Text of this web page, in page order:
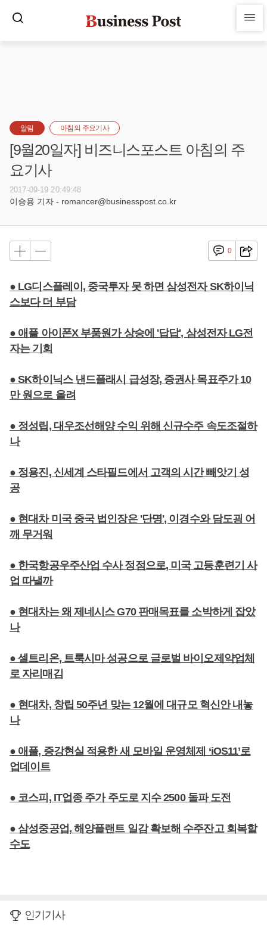
알림 아침의 주요기사
[9월20일자] 비즈니스포스트 아침의 주
요기사
2017-09-19 20:49:48
이승용 기자 - romancer@businesspost.co.kr
0
● LG디스플레이, 중국투자 못 하면 삼성전자 SK하이닉
스보다 더 부담
● 애플 아이폰X 부품원가 상승에 '답답', 삼성전자 LG전
자는 기회
● SK하이닉스 낸드플래시 급성장, 증권사 목표주가 10
만 원으로 올려
● 정성립, 대우조선해양 수익 위해 신규수주 속도조절하
나
● 정용진, 신세계 스타필드에서 고객의 시간 빼앗기 성
공
● 현대차 미국 중국 법인장은 '단명', 이경수와 담도굉 어
깨 무거워
● 한국항공우주산업 수사 정점으로, 미국 고등훈련기 사
업 따낼까
● 현대차는 왜 제네시스 G70 판매목표를 소박하게 잡았
나
● 셀트리온, 트룩시마 성공으로 글로벌 바이오제약업체
로 자리매김
● 현대차, 창립 50주년 맞는 12월에 대규모 혁신안 내놓
나
● 애플, 증강현실 적용한 새 모바일 운영체제 ‘iOS11’로
업데이트
● 코스피, IT업종 주가 주도로 지수 2500 돌파 도전
● 삼성중공업, 해양플랜트 일감 확보해 수주잔고 회복할
수도
인기기사